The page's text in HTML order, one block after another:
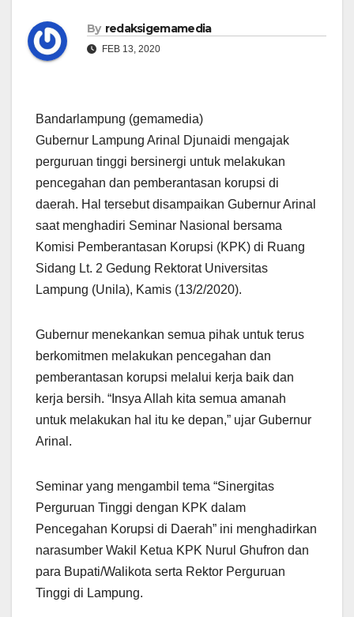
By redaksigemamedia
FEB 13, 2020
Bandarlampung (gemamedia)
Gubernur Lampung Arinal Djunaidi mengajak
perguruan tinggi bersinergi untuk melakukan
pencegahan dan pemberantasan korupsi di
daerah. Hal tersebut disampaikan Gubernur Arinal
saat menghadiri Seminar Nasional bersama
Komisi Pemberantasan Korupsi (KPK) di Ruang
Sidang Lt. 2 Gedung Rektorat Universitas
Lampung (Unila), Kamis (13/2/2020).
Gubernur menekankan semua pihak untuk terus
berkomitmen melakukan pencegahan dan
pemberantasan korupsi melalui kerja baik dan
kerja bersih. “Insya Allah kita semua amanah
untuk melakukan hal itu ke depan,” ujar Gubernur
Arinal.
Seminar yang mengambil tema “Sinergitas
Perguruan Tinggi dengan KPK dalam
Pencegahan Korupsi di Daerah” ini menghadirkan
narasumber Wakil Ketua KPK Nurul Ghufron dan
para Bupati/Walikota serta Rektor Perguruan
Tinggi di Lampung.